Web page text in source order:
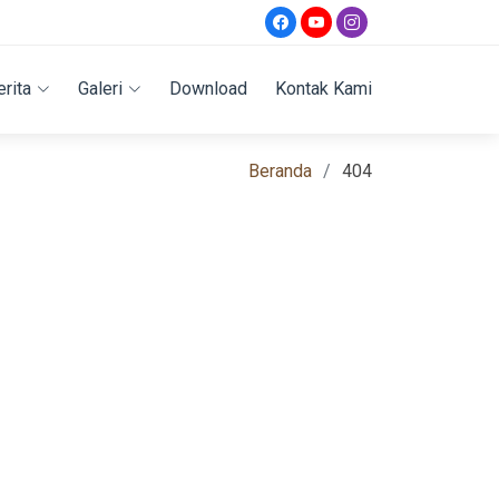
Galeri Download Kontak Kami
Beranda 404